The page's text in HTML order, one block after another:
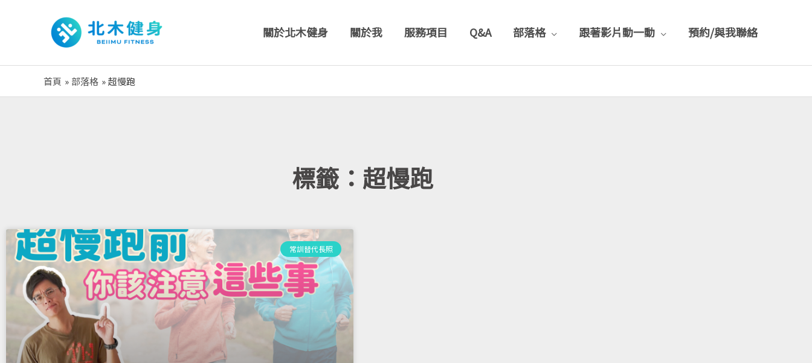
關於北木健身 關於我 服務項目 Q&A 部落格 跟著影片動一動 預約/與我聯絡
首頁 部落格 超慢跑
標籤：超慢跑
常訓替代長照